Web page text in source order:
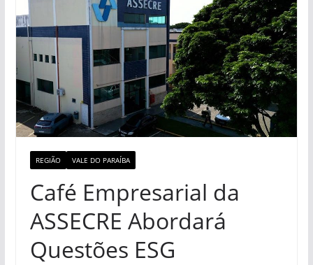
REGIÃO VALE DO PARAÍBA
Café Empresarial da
ASSECRE Abordará
Questões ESG